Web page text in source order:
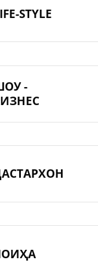
STYLE
-